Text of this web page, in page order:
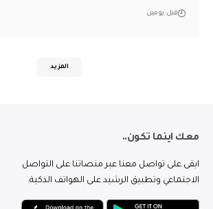
قبل يومين
المزيد
معك اينما تكون..
ابقى على تواصل معنا عبر منصاتنا على التواصل
الاجتماعي وتطبيق الرشيد على الهواتف الذكية.